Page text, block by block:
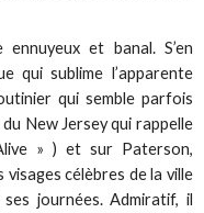
et banal. S’en
qui sublime l’apparente
qui semble parfois
New Jersey qui rappelle
» ) et sur Paterson,
visages célèbres de la ville
journées. Admiratif, il